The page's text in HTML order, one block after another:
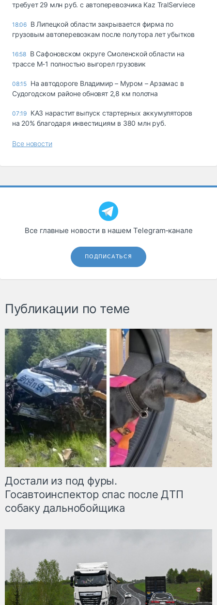
требует 29 млн руб. с автоперевозчика Kaz TralServiece
18:06 В Липецкой области закрывается фирма по
грузовым автоперевозкам после полутора лет убытков
16:58 В Сафоновском округе Смоленской области на
трассе М-1 полностью выгорел грузовик
08:15 На автодороге Владимир – Муром – Арзамас в
Судогодском районе обновят 2,8 км полотна
07:19 КАЗ нарастит выпуск стартерных аккумуляторов
на 20% благодаря инвестициям в 380 млн руб.
Все новости
Все главные новости в нашем Telegram‑канале
ПОДПИСАТЬСЯ
Публикации по теме
Достали из под фуры.
Госавтоинспектор спас после ДТП
собаку дальнобойщика